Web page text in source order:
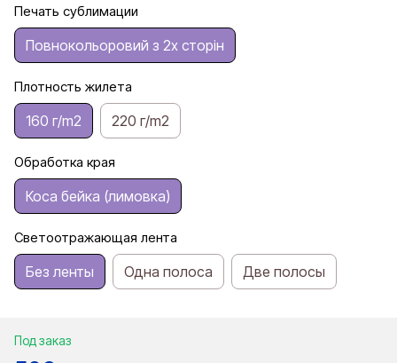
Печать сублимации
Повнокольоровий з 2х сторін
Плотность жилета
160 г/m2 220 г/m2
Обработка края
Коса бейка (лимовка)
Светоотражающая лента
Без ленты Одна полоса Две полосы
Под заказ